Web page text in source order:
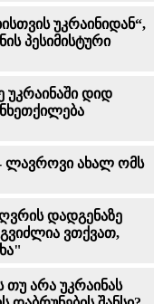
უკრაინიდან“,
პესიმისტური
უკრაინაში დიდ
ლავროვი ახალ ომს
დადგენაზე
ვთქვათ,
თუ არა უკრაინას